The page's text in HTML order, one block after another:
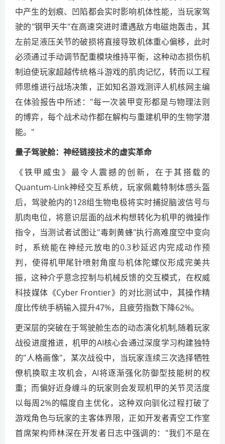
中产生的划痕、凹陷都会实时影响机体性能，当玩家驾
驶的"钢甲天牛"在高速突进时遭遇敌方电磁炮轰击，其
左前足液压关节的破损将直接导致机体重心偏移，此时
必须通过手动调节配重模块维持平衡，这种动态损伤机
制迫使玩家超越传统格斗游戏的肌肉记忆，转而以工程
师思维进行战场决策，正如知名游戏测评人机核网主编
在体验报告中所述："每一次装甲变形都是与物理法则
的博弈，每个战术动作都在解构与重建机甲的生物学潜
能。"
量子驾驶舱：神经链接技术的虚实革命
《铁甲威虫》最令人震撼的创新，在于其搭载的
Quantum-Link神经交互系统，玩家佩戴特制体感头盔
后，驾驶舱内的128组生物电极将实时捕捉脑波信号与
肌肉电位，将意识层面的战术构想转化为机甲的微操作
指令，当测试者试图让"毒刺黄蜂"执行高难度空中变向
时，系统能在神经元放电的0.3秒延迟内完成动作预
判，使得机甲尾针喷射角度与机体陀螺仪形成完美共
振，这种介乎意念控制与机械反馈的交互模式，在权威
科技媒体《Cyber Frontier》的对比测试中，其操作精
度比传统手柄输入提升47%，且疲劳指数下降62%。
更深层的突破在于驾驶舱生态的动态演化机制,随着玩家
战役进度推进，机甲的AI核心会通过深度学习构建独特
的"人格画像"，某次战役中，当玩家连续三次选择牺牲
僚机换取主攻机会，AI将逐渐强化防御型技能树的权
重；而偏好近身缠斗的玩家则会发现机甲的关节灵活度
以每周2%的幅度自主优化，这种双向驯化过程打破了
游戏角色与玩家的主客体界限，正如开发者青空工作室
首席架构师林深在开发者日志中强调的："我们不是在